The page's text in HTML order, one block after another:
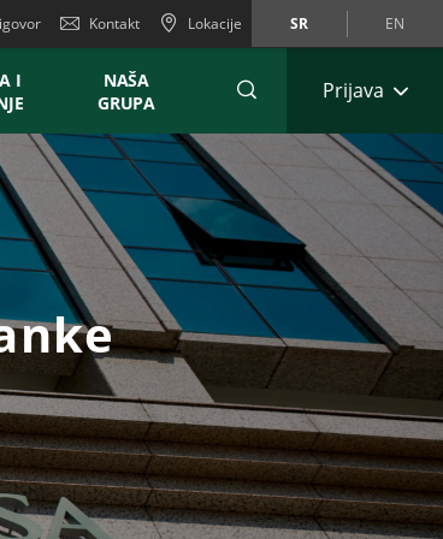
Kontakt Lokacije SR EN
I
NAŠA
GRUPA
Prijava